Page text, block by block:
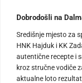
Dobrodošli na
Središnje mjesto za
HNK Hajduk i KK
autentične recepte i
kroz stručne vodiče
aktualne loto